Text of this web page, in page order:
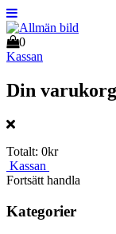
0
Kassan
Din varukorg
Totalt: 0kr
Kassan
Fortsätt handla
Kategorier